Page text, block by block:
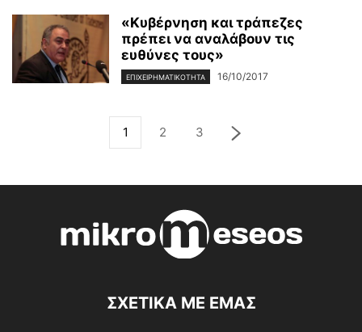
«Κυβέρνηση και τράπεζες
πρέπει να αναλάβουν τις
ευθύνες τους»
ΕΠΙΧΕΙΡΗΜΑΤΙΚΌΤΗΤΑ 16/10/2017
1 2 3
ΣΧΕΤΙΚΑ ΜΕ ΕΜΑΣ